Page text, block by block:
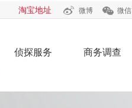
淘宝地址 微博 微信
侦探服务 商务调查